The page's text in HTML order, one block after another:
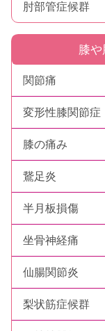
肘部管症候群
膝
関節痛
変形性膝関節症
膝の痛み
鵞足炎
半月板損傷
坐骨神経痛
仙腸関節炎
梨状筋症候群